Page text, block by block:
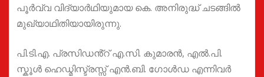
പൂർവ്വ വിദ്യാർഥിയുമായ കെ. അനിരുദ്ധ് ചടങ്ങിൽ
മുഖ്യാഥിതിയായിരുന്നു.
പി.ടി.എ. പ്രസിഡൻ്റ് എ.സി. കുമാരൻ, എൽ.പി.
സ്കൂൾ ഹെഡ്മിസ്ട്രസ്സ് എൻ.ബി. ഗോൾഡ എന്നിവർ